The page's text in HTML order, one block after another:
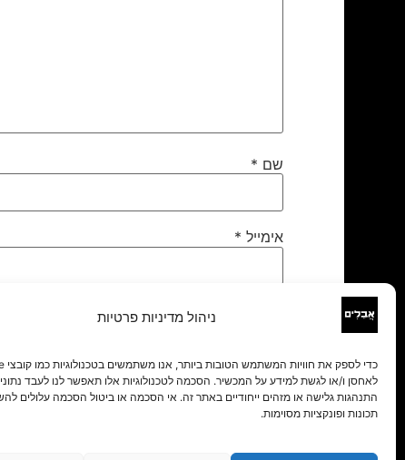
ניהול מדיניות פרטיות
לאחסן ו/או לגשת למידע על המכשיר. הסכמה לטכנולוגיות אלו תאפשר לנו לעבד
התנהגות גלישה או מזהים ייחודיים באתר זה. אי הסכמה או ביטול הסכמה עלולים
תכונות ופונקציות מסוימות.
שם *
אימייל *